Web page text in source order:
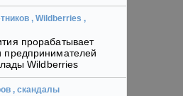
, Wildberries ,
прорабатывает
Wildberries
, скандалы